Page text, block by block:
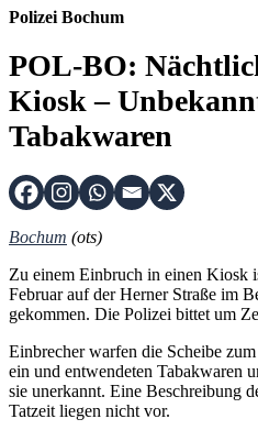
Polizei Bochum
POL-BO:
Kiosk –
Tabakwaren
Bochum (ots)
Zu einem Einbruch in einen Kiosk
Februar auf der Herner Straße im
gekommen. Die Polizei bittet um
Einbrecher warfen die Scheibe
ein und entwendeten Tabakwaren
sie unerkannt. Eine Beschreibung
Tatzeit liegen nicht vor.